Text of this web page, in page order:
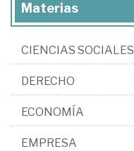
Materias
CIENCIAS SOCIALES
DERECHO
ECONOMÍA
EMPRESA